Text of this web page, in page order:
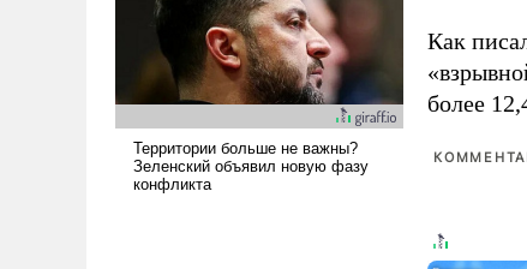
поднимет наши боевые
возможности.
Как
более